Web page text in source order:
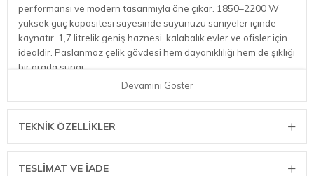
performansı ve modern tasarımıyla öne çıkar. 1850–2200 W
yüksek güç kapasitesi sayesinde suyunuzu saniyeler içinde
kaynatır. 1,7 litrelik geniş haznesi, kalabalık evler ve ofisler için
idealdir. Paslanmaz çelik gövdesi hem dayanıklılığı hem de şıklığı
bir arada sunar.
360° dönebilen tabanı ve ergonomik tutuşu ile kullanıcı dostu
sağlar. Kırmızı gösterge ışığı, su seviyesi göstergesi, otomatik
kapanma ve susuz çalışmaya karşı koruma gibi akıllı güvenlik
Öne Çıkan Özellikler:
Devamını Göster
TEKNIK ÖZELLIKLER
TESLİMAT VE İADE